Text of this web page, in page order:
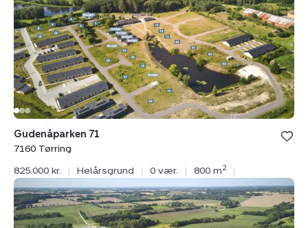
Tørring
Gudenåparken 71
7160 Tørring
825.000 kr.
| Helårsgrund | 0 vær. | 800 m2 |
Helårsgrund:
Gudenåparken
31,